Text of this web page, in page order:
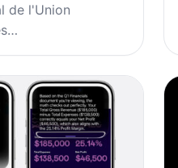
de l'Union